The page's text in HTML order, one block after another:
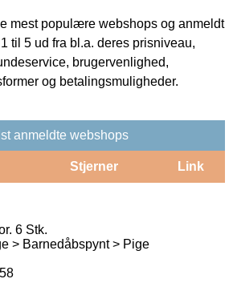
mest populære webshops og anmeldt
til 5 ud fra bl.a. deres prisniveau,
brugervenlighed,
og betalingsmuligheder.
anmeldte webshops
Stjerner Link
6 Stk.
> Barnedåbspynt > Pige